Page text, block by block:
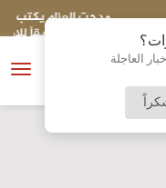
العاجلة
مستقبل الوطن ،
فتح
النسخة الكاملة